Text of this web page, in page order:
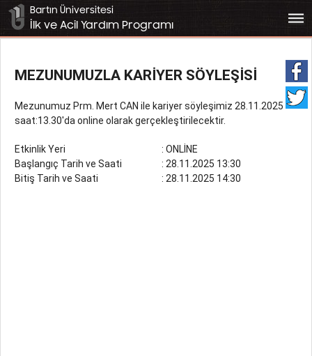
bars
Bartın Üniversitesi
İlk ve Acil Yardım Programı
MEZUNUMUZLA KARİYER SÖYLEŞİSİ
Mezunumuz Prm. Mert CAN ile kariyer söyleşimiz 28.11.2025
saat:13.30'da online olarak gerçekleştirilecektir.
Etkinlik Yeri
: ONLİNE
Başlangıç Tarih ve Saati
: 28.11.2025 13:30
Bitiş Tarih ve Saati
: 28.11.2025 14:30